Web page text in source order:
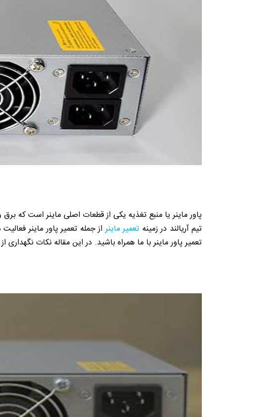
پاور ماینر یا منبع تغذیه یکی از قطعات اصلی ماینر است که برق
تیم آریالند در زمینه تعمیر ماینراز جمله تعمیر پاور ماینر
تعمیر پاور ماینر با ما همراه باشید. در این مقاله نکات